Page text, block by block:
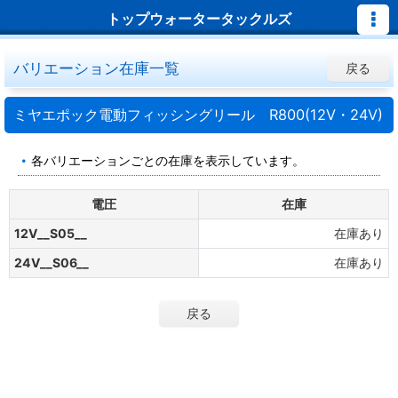
トップウォータータックルズ
バリエーション在庫一覧 戻る
ミヤエポック電動フィッシングリール R800(12V・24V)
各バリエーションごとの在庫を表示しています。
電圧
在庫
12V__S05__
在庫あり
24V__S06__
在庫あり
戻る